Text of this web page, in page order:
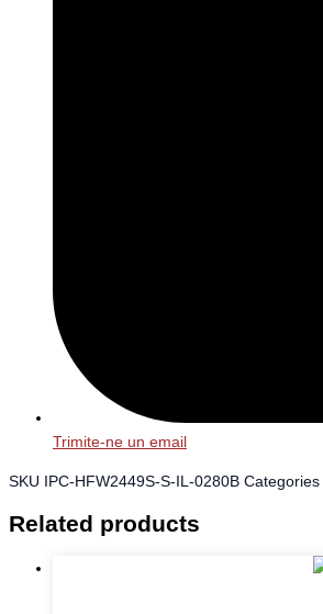
Trimite-ne un email
SKU IPC-HFW2449S-S-IL-0280B Categories
Related products